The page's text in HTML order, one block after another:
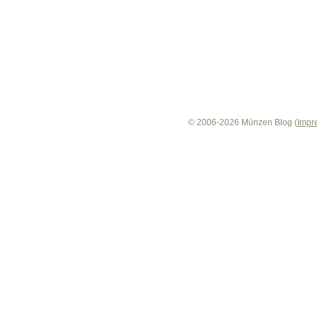
© 2006-2026 Münzen Blog (